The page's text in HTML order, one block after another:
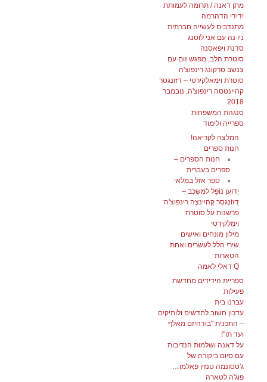
מתן דאנה / תרומה לעמותת
ידידי הדהרמה
מתנדבים לעשייה חברתית
ניו נה עם אני לוסנג
סדנת ויפאסנה
סוטרת הלב, מפגש זום עם
צנשב סרקונג רינפוצ'ה
סוטרת וימאלקירטי – דזונגסר
קהיינטסה רינפוצ'ה, נובמבר
2018
סנגהת המשפחות
ספרייה ולימוד
המלצה לקריאה!
חנות ספרים
חנות הספרים –
ספרים בעברית
ספר אזל במלאי
יְדוּעָן נוֹפֵל למִשְכָּב –
דְזוֹנְגסַר קְהיינצֶה רינפוצ'ה:
פרשנות על סוטרת
וִימַלָקִירְטִי
מילון מונחים ואישים
שירי הלל לעשרים ואחת
הטארות
Q דאלי לאמה
ספריית הידידים מחדשת
פעילות
עברנו בית
עדכון חשוב לחדשים ולותיקים
– התכנית "בודהיזם מאלף
ועד תו"!
על דאנה ושלמוּת הנדיבות
עם סיום ביקורה של
ג'טסונמה טנזין פאלמו…
פוג'ה לטארה